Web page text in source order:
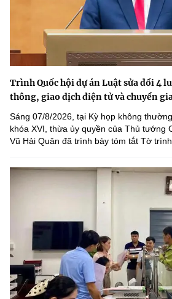
Trình Quốc hội dự án Luật sửa đổi 4
thông, giao dịch điện tử và chuyển
Sáng 07/8/2026, tại Kỳ họp không
khóa XVI, thừa ủy quyền của Thủ tướng
Vũ Hải Quân đã trình bày tóm tắt Tờ